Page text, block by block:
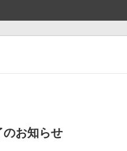
のお知らせ